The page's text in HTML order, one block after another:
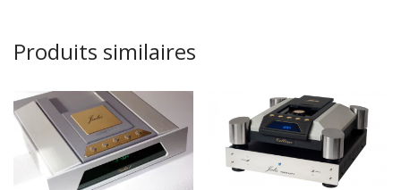
Produits similaires